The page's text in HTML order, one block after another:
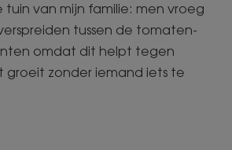
tuin van mijn familie: men vroeg
tussen de tomaten-
omdat dit helpt tegen
groeit zonder iemand iets te